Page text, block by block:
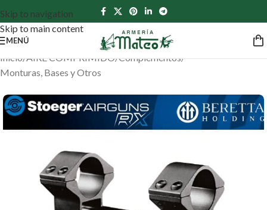
Skip to navigation
Skip to main content
MENÚ
Inicio/AIRE COMPRIMIDO/ Complementos/
Monturas, Bases y Otros